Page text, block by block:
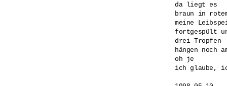
da liegt es
braun in
meine
fortgespült
drei Tropfen
hängen noch
oh je
ich glaube,